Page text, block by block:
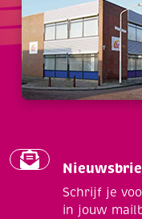
Schrijf je
in jouw